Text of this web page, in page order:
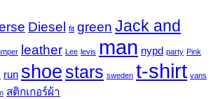
mural-
tropical
leaves-
เห็น
บน
Just
another
post
Diesel fit green Jack and
leather Lee levis man nypd party Pink
run shoe stars sweden t-shirt vans
สติกเกอร์ผ้า